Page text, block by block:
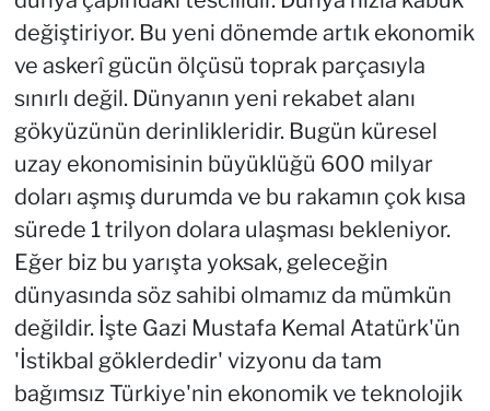
değiştiriyor. Bu yeni dönemde artık ekonomik
ve askerî gücün ölçüsü toprak parçasıyla
sınırlı değil. Dünyanın yeni rekabet alanı
gökyüzünün derinlikleridir. Bugün küresel
uzay ekonomisinin büyüklüğü 600 milyar
doları aşmış durumda ve bu rakamın çok kısa
sürede 1 trilyon dolara ulaşması bekleniyor.
Eğer biz bu yarışta yoksak, geleceğin
dünyasında söz sahibi olmamız da mümkün
değildir. İşte Gazi Mustafa Kemal Atatürk'ün
'İstikbal göklerdedir' vizyonu da tam
bağımsız Türkiye'nin ekonomik ve teknolojik